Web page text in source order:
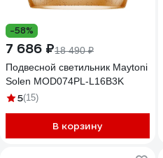
-58%
7 686 ₽18 490 ₽
Подвесной светильник Maytoni
Solen MOD074PL-L16B3K
5(15)
В корзину